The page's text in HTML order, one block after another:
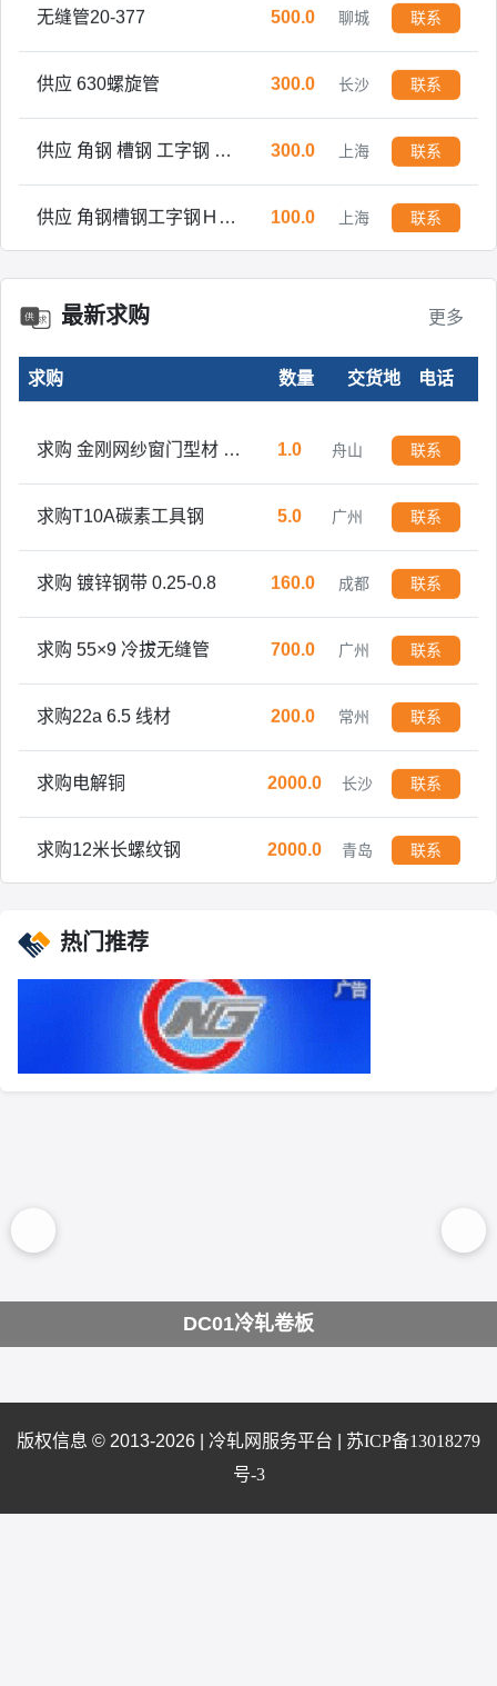
无缝管20-377 500.0 聊城 联系
供应 630螺旋管 300.0 长沙 联系
300.0 上海 联系
100.0 上海 联系
供应 角钢槽钢工字钢Ｈ型钢方管 焊管 镀锌管 500.0 上海 联系
最新求购 更多
求购 数量 交货地 电话
1.0 舟山 联系
求购T10A碳素工具钢 5.0 广州 联系
求购 镀锌钢带 0.25-0.8 160.0 成都 联系
求购 55×9 冷拔无缝管 700.0 广州 联系
求购22a 6.5 线材 200.0 常州 联系
求购电解铜 2000.0 长沙 联系
求购12米长螺纹钢 2000.0 青岛 联系
求购 8CrMoAlA 流体管 300.0 聊城
求购 35 140圆钢 150圆钢
热门推荐
DC01冷轧卷板
版权信息 © 2013-2026 | 冷轧网服务平台
苏ICP备13018279
号-3